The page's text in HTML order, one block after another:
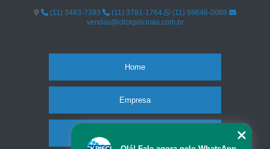
(11) 3483-7393 (11) 3781-1764
(11) 98646-0088
vendas@clickpiscinas.com.br
Home
Empresa